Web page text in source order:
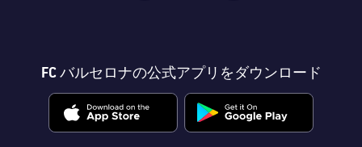
FC バルセロナの公式アプリをダウンロード